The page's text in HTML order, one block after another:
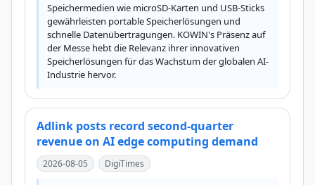
Speichermedien wie microSD-Karten und USB-Sticks
gewährleisten portable Speicherlösungen und
schnelle Datenübertragungen. KOWIN's Präsenz auf
der Messe hebt die Relevanz ihrer innovativen
Speicherlösungen für das Wachstum der globalen AI-
Industrie hervor.
Adlink posts record second-quarter
revenue on AI edge computing demand
2026-08-05 DigiTimes